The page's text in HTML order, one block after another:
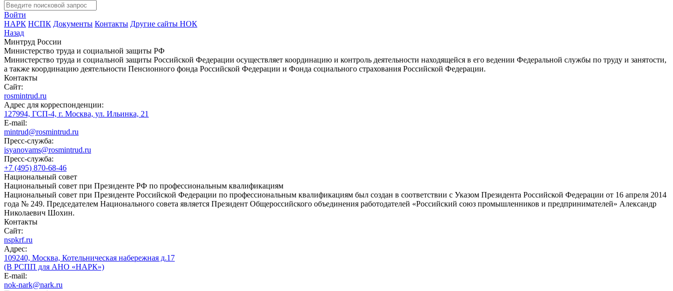
Войти
НАРК НСПК Документы Контакты Другие сайты НОК
Назад
Минтруд России
Министерство труда и социальной защиты РФ
Министерство труда и социальной защиты Российской Федерации осуществляет координацию и контроль деятельности находящейся в его ведении Федеральной службы по труду и занятости,
а также координацию деятельности Пенсионного фонда Российской Федерации и Фонда социального страхования Российской Федерации.
Контакты
Сайт:
rosmintrud.ru
Адрес для корреспонденции:
127994, ГСП-4, г. Москва, ул. Ильинка, 21
E-mail:
mintrud@rosmintrud.ru
Пресс-служба:
isyanovams@rosmintrud.ru
Пресс-служба:
+7 (495) 870-68-46
Национальный совет
Национальный совет при Президенте РФ по профессиональным квалификациям
Национальный совет при Президенте Российской Федерации по профессиональным квалификациям был создан в соответствии с Указом Президента Российской Федерации от 16 апреля 2014
года № 249. Председателем Национального совета является Президент Общероссийского объединения работодателей «Российский союз промышленников и предпринимателей» Александр
Николаевич Шохин.
Контакты
Сайт:
nspkrf.ru
Адрес:
109240, Москва, Котельническая набережная д.17
(В РСПП для АНО «НАРК»)
E-mail:
nok-nark@nark.ru